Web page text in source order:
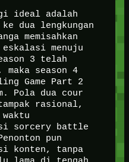
ideal adalah
ke dua lengkungan
memisahkan
eskalasi menuju
3 telah
maka season 4
Game Part 2
Pola dua cour
rasional,
sorcery battle
pun
konten, tanpa